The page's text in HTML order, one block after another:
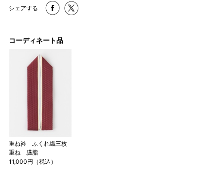
店舗一覧はこちら
シェアする
コーディネート品
重ね衿 ふくれ織三枚
重ね 臙脂
11,000円（税込）